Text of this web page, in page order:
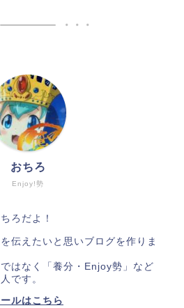
Enjoy!勢
おちろ
ろだよ！
伝えたいと思いブログを作りま
はなく「養分・Enjoy勢」など
です。
ルはこちら